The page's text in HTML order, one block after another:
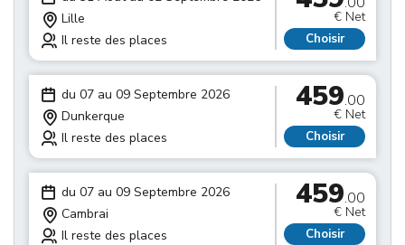
Lille
Il reste des places
€ Net
Choisir
du 07 au 09 Septembre 2026
Dunkerque
Il reste des places
459.00
€ Net
Choisir
du 07 au 09 Septembre 2026
Cambrai
Il reste des places
459.00
€ Net
Choisir